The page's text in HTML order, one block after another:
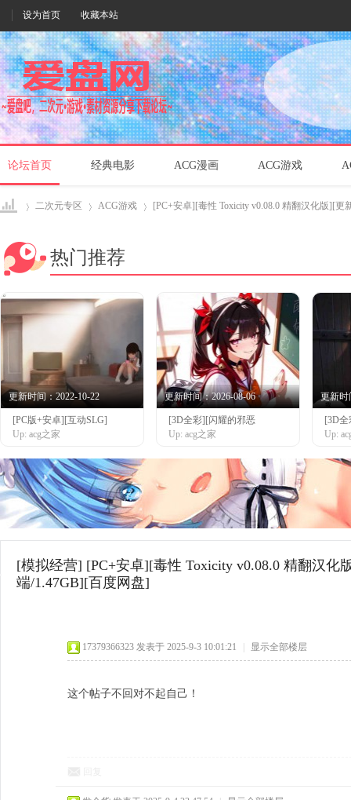
设为首页 收藏本站
论坛首页 经典电影 ACG漫画 ACG游戏
爱盘›
二次元专区
›
ACG游戏
›
[PC+安卓][毒性 Toxicity v0.08.0 精翻汉化版][更
热门推荐
更新时间：2022-10-22
[PC版+安卓][互动SLG]
Up: acg之家
更新时间：2026-08-06
[3D全彩][闪耀的邪恶
Up: acg之家
更新时
[3D
Up:
[模拟经营] [PC+安卓][毒性 Toxicity v0.08.0 精翻汉化
端/1.47GB][百度网盘]
17379366323 发表于 2025-9-3 10:01:21 显示全部楼层
这个帖子不回对不起自己！